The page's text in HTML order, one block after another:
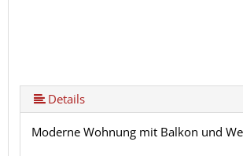
Details
Moderne Wohnung mit Balkon und